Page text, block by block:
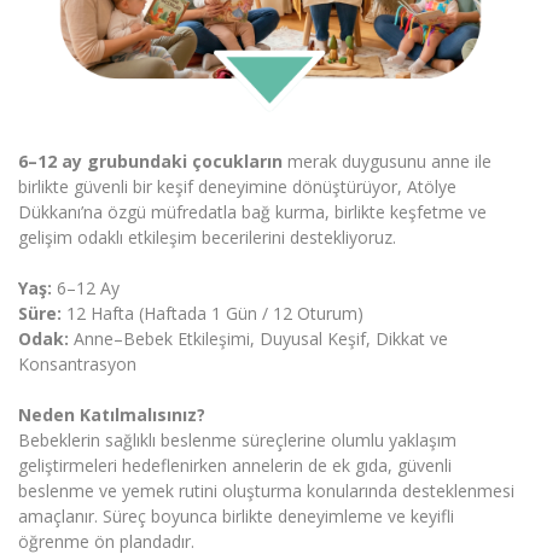
6–12 ay grubundaki çocukların merak duygusunu anne ile
birlikte güvenli bir keşif deneyimine dönüştürüyor, Atölye
Dükkanı’na özgü müfredatla bağ kurma, birlikte keşfetme ve
gelişim odaklı etkileşim becerilerini destekliyoruz.
Yaş: 6–12 Ay
Süre: 12 Hafta (Haftada 1 Gün / 12 Oturum)
Odak: Anne–Bebek Etkileşimi, Duyusal Keşif, Dikkat ve
Konsantrasyon
Neden Katılmalısınız?
Bebeklerin sağlıklı beslenme süreçlerine olumlu yaklaşım
geliştirmeleri hedeflenirken annelerin de ek gıda, güvenli
beslenme ve yemek rutini oluşturma konularında desteklenmesi
amaçlanır. Süreç boyunca birlikte deneyimleme ve keyifli
öğrenme ön plandadır.